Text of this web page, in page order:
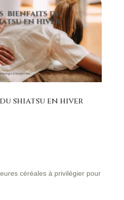
shiatsu en hiver
céréales à privilégier pour